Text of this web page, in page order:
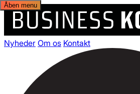
Nyheder Om os Kontakt
Åben menu